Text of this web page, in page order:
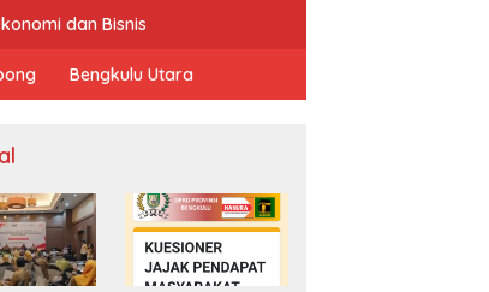
dan Bisnis
Bengkulu Utara